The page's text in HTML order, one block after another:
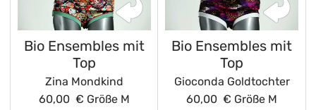
Bio Ensembles mit
Top
Zina Mondkind
60,00 € Größe M
Bio Ensembles mit
Top
Gioconda Goldtochter
60,00 € Größe M